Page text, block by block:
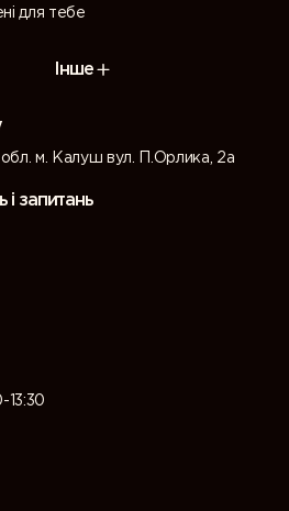
для тебе
Інше
обл. м. Калуш вул. П.Орлика, 2а
і запитань
13:30